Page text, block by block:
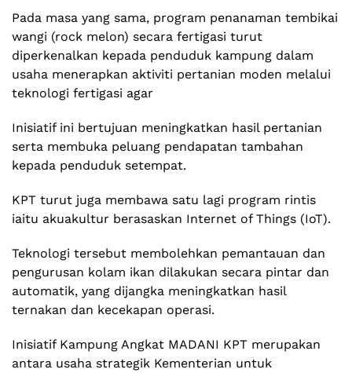
Pada masa yang sama, program penanaman tembikai
wangi (rock melon) secara fertigasi turut
diperkenalkan kepada penduduk kampung dalam
usaha menerapkan aktiviti pertanian moden melalui
teknologi fertigasi agar
Inisiatif ini bertujuan meningkatkan hasil pertanian
serta membuka peluang pendapatan tambahan
kepada penduduk setempat.
KPT turut juga membawa satu lagi program rintis
iaitu akuakultur berasaskan Internet of Things (IoT).
Teknologi tersebut membolehkan pemantauan dan
pengurusan kolam ikan dilakukan secara pintar dan
automatik, yang dijangka meningkatkan hasil
ternakan dan kecekapan operasi.
Inisiatif Kampung Angkat MADANI KPT merupakan
antara usaha strategik Kementerian untuk